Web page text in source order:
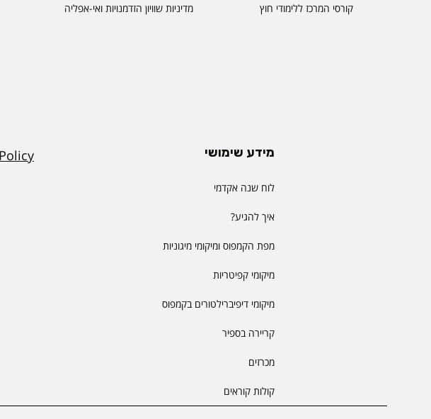
קורסי המרכז ללימודי חוץ מדיניות שוויון הזדמנויות ואי-אפליה
מידע שימושי
לוח שנה אקדמי
איך להגיע?
מפת הקמפוס ומיקומי מיגוניות
מיקומי קפיטריות
מיקומי דיפיברילטורים בקמפוס
קריירה בספיר
מכרזים
קולות קוראים